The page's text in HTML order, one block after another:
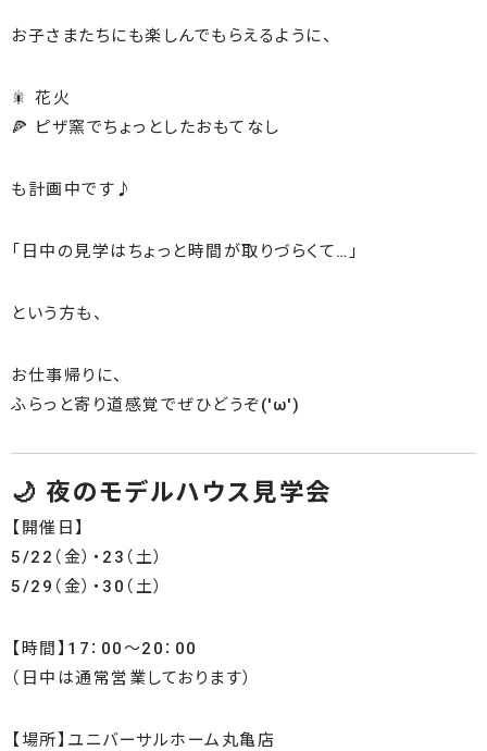
お子さまたちにも楽しんでもらえるように、
🎇 花火
🍕 ピザ窯でちょっとしたおもてなし
も計画中です♪
「日中の見学はちょっと時間が取りづらくて…」
という方も、
お仕事帰りに、
ふらっと寄り道感覚でぜひどうぞ('ω')
🌙 夜のモデルハウス見学会
【開催日】
5/22（金）・23（土）
5/29（金）・30（土）
【時間】17：00～20：00
（日中は通常営業しております）
【場所】ユニバーサルホーム丸亀店